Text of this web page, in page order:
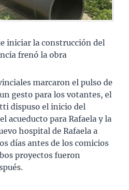
iniciar la construcción del
frenó la obra
marcaron el pulso de
gesto para los votantes, el
dispuso el inicio del
acueducto para Rafaela y la
hospital de Rafaela a
días antes de los comicios
proyectos fueron